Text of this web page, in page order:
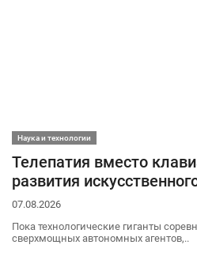
Наука и технологии
Телепатия вместо
развития
07.08.2026
Пока технологические гиганты
сверхмощных автономных агентов,..